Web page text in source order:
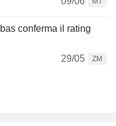
conferma il rating
29/05
ZM